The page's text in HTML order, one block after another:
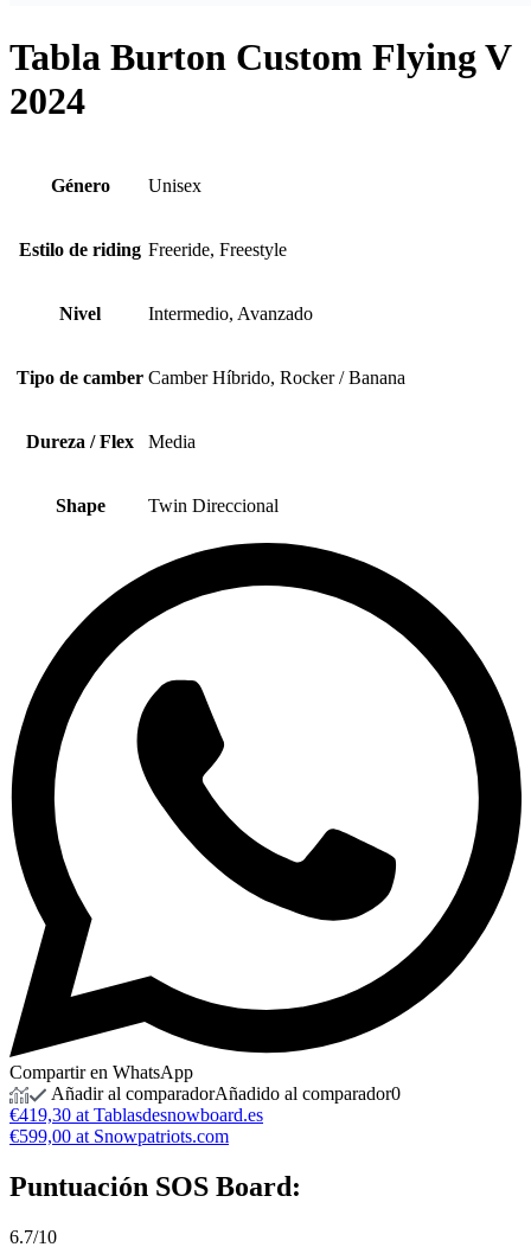
Tabla Burton Custom Flying V
2024
Género Unisex
Estilo de riding Freeride, Freestyle
Nivel Intermedio, Avanzado
Tipo de camber Camber Híbrido, Rocker / Banana
Dureza / Flex Media
Shape Twin Direccional
Compartir en WhatsApp
Añadir al comparadorAñadido al comparador0
€419,30 at Tablasdesnowboard.es
€599,00 at Snowpatriots.com
Puntuación SOS Board:
6.7/10